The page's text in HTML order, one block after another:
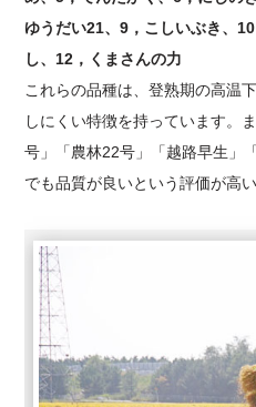
ゆうだい21、9，こしいぶき、
し、12，くまさんの力
これらの品種は、登熟期の高温
しにくい特徴を持っています。
号」「農林22号」「越路早生」
でも品質が良いという評価が高